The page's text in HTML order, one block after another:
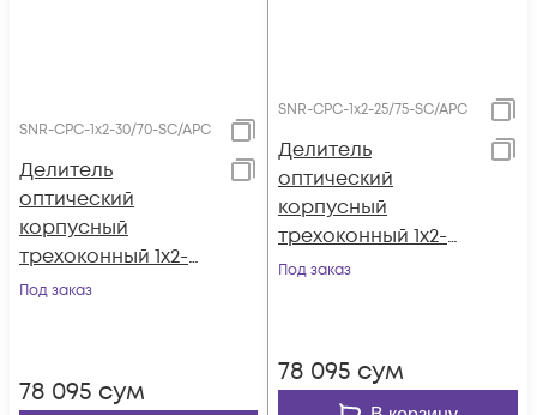
SNR-CPC-1x2-30/70-SC/APC
Делитель
оптический
корпусный
трехоконный 1х2-
30/70 SC/APC
Под заказ
78 095 сум
SNR-CPC-1x2-25/75-SC/APC
Делитель
оптический
корпусный
трехоконный 1х2-
25/75 SC/APC
Под заказ
78 095 сум